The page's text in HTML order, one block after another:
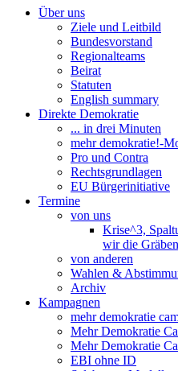
Über uns
Ziele und Leitbild
Bundesvorstand
Regionalteams
Beirat
Statuten
English summary
Direkte Demokratie
... in drei Minuten
mehr demokratie!-
Pro und Contra
Rechtsgrundlagen
EU Bürgerinitiative
Termine
von uns
Krise^3,
wir die
von anderen
Wahlen &
Archiv
Kampagnen
mehr demokratie
Mehr Demokratie
Mehr Demokratie
EBI ohne ID